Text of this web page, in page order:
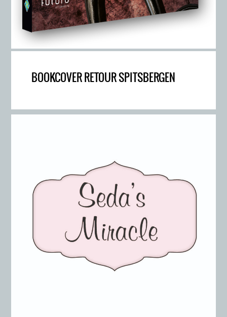
BOOKCOVER RETOUR SPITSBERGEN